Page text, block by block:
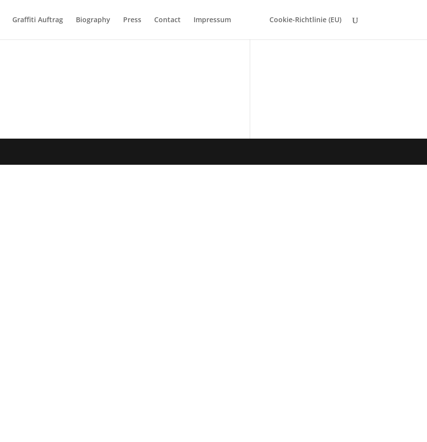
Graffiti Auftrag Biography Press Contact Impressum Cookie-Richtlinie (EU)